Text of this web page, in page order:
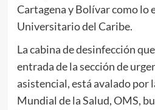
Cartagena y Bolívar como lo
Universitario del Caribe.
La cabina de desinfección
entrada de la sección de
asistencial, está avalado por
Mundial de la Salud, OMS,